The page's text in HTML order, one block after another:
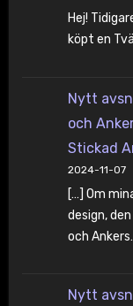
Hej!
köpt en
Nytt
och
Stickad
2024-11-07
[…] Om
design,
och
Nytt